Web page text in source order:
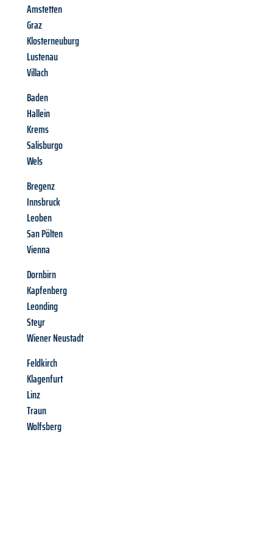
Amstetten
Graz
Klosterneuburg
Lustenau
Villach
Baden
Hallein
Krems
Salisburgo
Wels
Bregenz
Innsbruck
Leoben
San Pölten
Vienna
Dornbirn
Kapfenberg
Leonding
Steyr
Wiener Neustadt
Feldkirch
Klagenfurt
Linz
Traun
Wolfsberg